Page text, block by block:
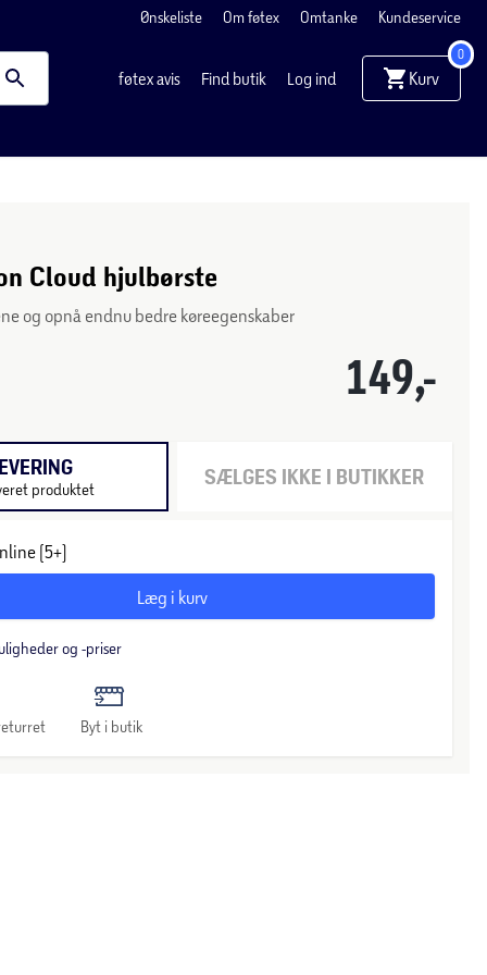
Ønskeliste Om føtex Omtanke Kundeservice
føtex avis Find butik Log ind Kurv
0
Cloud hjulbørste
og opnå endnu bedre køreegenskaber
149,-
produktet SÆLGES IKKE I BUTIKKER
(5+)
Læg i kurv
og -priser
Byt i butik